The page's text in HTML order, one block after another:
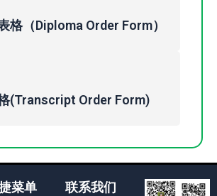
格（Diploma Order Form）
(Transcript Order Form)
菜单 联系我们